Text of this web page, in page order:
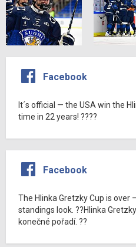
Facebook
It´s official — the USA win the
time in 22 years! ????
Facebook
The Hlinka Gretzky Cup is over
standings look. ??Hlinka
konečné pořadí. ??